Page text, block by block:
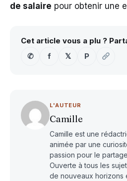
de salaire pour obtenir une
Cet article vous a plu ?
✆
f 𝕏 P
L'AUTEUR
Camille
Camille est une
animée par une
passion pour le
Ouverte à tous les
de nouveaux horizons